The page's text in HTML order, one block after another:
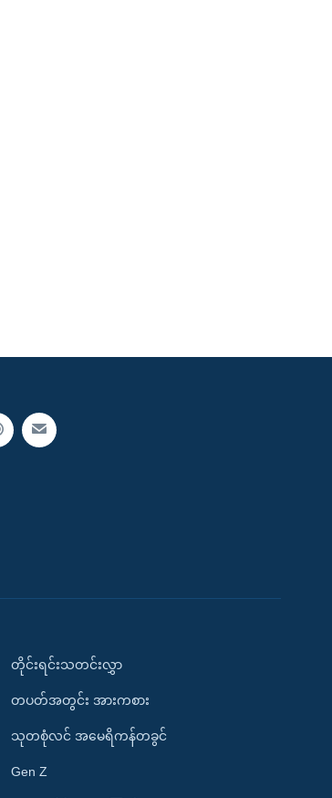
တိုင်းရင်းသတင်းလွှာ
တပတ်အတွင်း အားကစား
သုတစုံလင် အမေရိကန်တခွင်
Gen Z